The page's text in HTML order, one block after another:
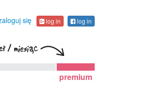
się log in log in
premium